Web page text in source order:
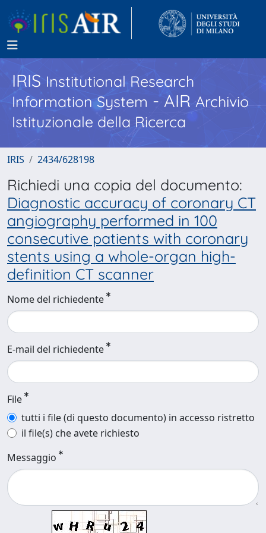
IRISInstitutional Research
Information System - AIR Archivio
Istituzionale della Ricerca
IRIS 2434/628198
Richiedi una copia del documento:
Diagnostic accuracy of coronary CT
angiography performed in 100
consecutive patients with coronary
stents using a whole-organ high-
definition CT scanner
Nome del richiedente
E-mail del richiedente
File
tutti i file (di questo documento) in accesso ristretto
il file(s) che avete richiesto
Messaggio